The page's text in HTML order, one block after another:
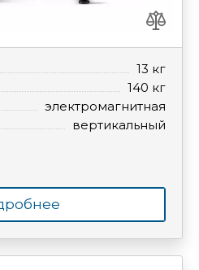
13 кг
140 кг
электромагнитная
вертикальный